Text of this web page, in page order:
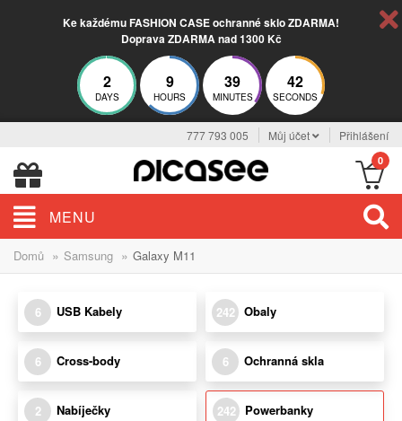
Ke každému FASHION CASE ochranné sklo ZDARMA!
Doprava ZDARMA nad 1300 Kč
2
DAYS
9
HOURS
39
MINUTES
41
SECONDS
777 793 005 Můj účet Přihlášení
0
MENU
Domů » Samsung » Galaxy M11
6 USB Kabely 242 Obaly
6 Cross-body 6 Ochranná skla
2 Nabíječky 242 Powerbanky